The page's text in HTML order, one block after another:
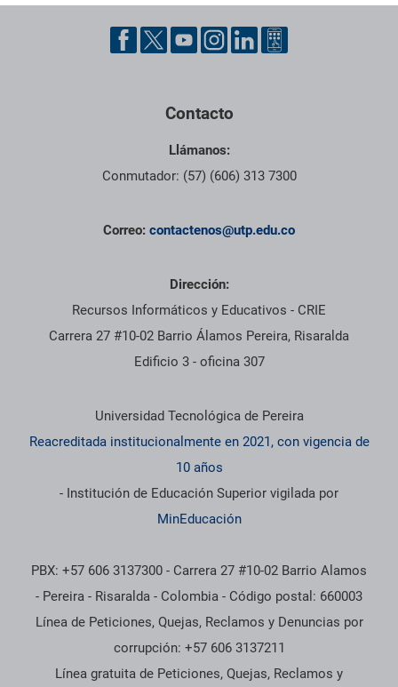
Pie de página con información de contacto, redes sociales y
Contacto
Llámanos:
Conmutador: (57) (606) 313 7300
Correo: contactenos@utp.edu.co
Dirección:
Recursos Informáticos y Educativos - CRIE
Carrera 27 #10-02 Barrio Álamos Pereira, Risaralda
Edificio 3 - oficina 307
Información institucional
Universidad Tecnológica de Pereira
Reacreditada institucionalmente en 2021, con vigencia de
10 años
- Institución de Educación Superior vigilada por
MinEducación
PBX: +57 606 3137300 - Carrera 27 #10-02 Barrio Alamos
- Pereira - Risaralda - Colombia - Código postal: 660003
Línea de Peticiones, Quejas, Reclamos y Denuncias por
corrupción: +57 606 3137211
Línea gratuita de Peticiones, Quejas, Reclamos y